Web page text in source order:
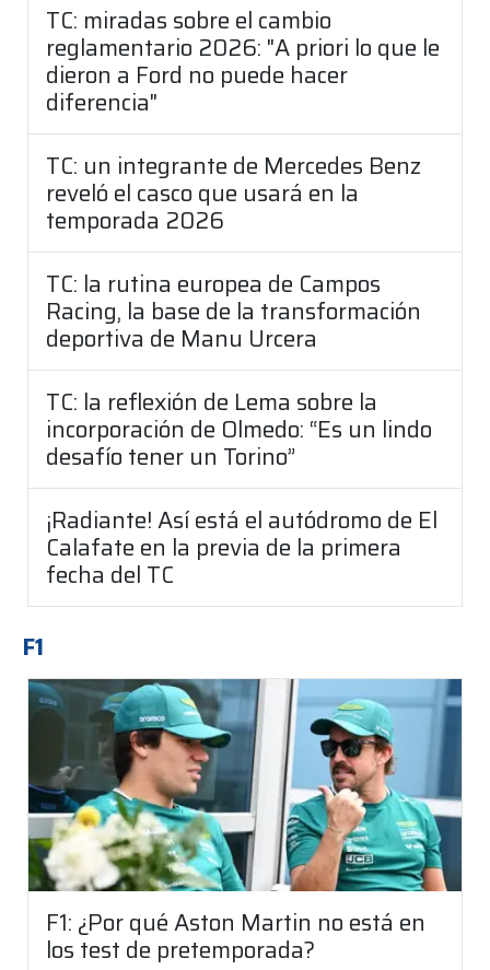
TC: miradas sobre el cambio
reglamentario 2026: "A priori lo que le
dieron a Ford no puede hacer
diferencia"
TC: un integrante de Mercedes Benz
reveló el casco que usará en la
temporada 2026
TC: la rutina europea de Campos
Racing, la base de la transformación
deportiva de Manu Urcera
TC: la reflexión de Lema sobre la
incorporación de Olmedo: “Es un lindo
desafío tener un Torino”
¡Radiante! Así está el autódromo de El
Calafate en la previa de la primera
fecha del TC
F1
F1: ¿Por qué Aston Martin no está en
los test de pretemporada?